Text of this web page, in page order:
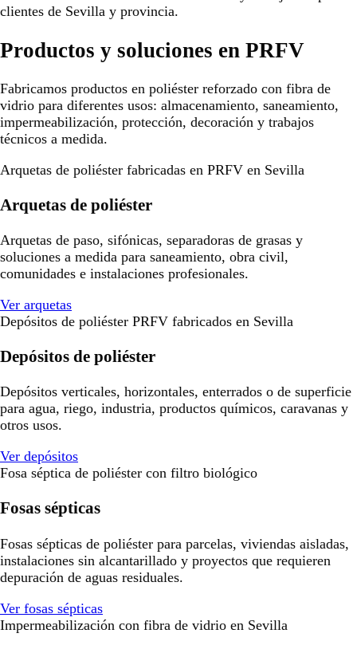
clientes de Sevilla y provincia.
Productos y soluciones en PRFV
Fabricamos productos en poliéster reforzado con fibra de
vidrio para diferentes usos: almacenamiento, saneamiento,
impermeabilización, protección, decoración y trabajos
técnicos a medida.
Arquetas de poliéster fabricadas en PRFV en Sevilla
Arquetas de poliéster
Arquetas de paso, sifónicas, separadoras de grasas y
soluciones a medida para saneamiento, obra civil,
comunidades e instalaciones profesionales.
Ver arquetas
Depósitos de poliéster PRFV fabricados en Sevilla
Depósitos de poliéster
Depósitos verticales, horizontales, enterrados o de superficie
para agua, riego, industria, productos químicos, caravanas y
otros usos.
Ver depósitos
Fosa séptica de poliéster con filtro biológico
Fosas sépticas
Fosas sépticas de poliéster para parcelas, viviendas aisladas,
instalaciones sin alcantarillado y proyectos que requieren
depuración de aguas residuales.
Ver fosas sépticas
Impermeabilización con fibra de vidrio en Sevilla